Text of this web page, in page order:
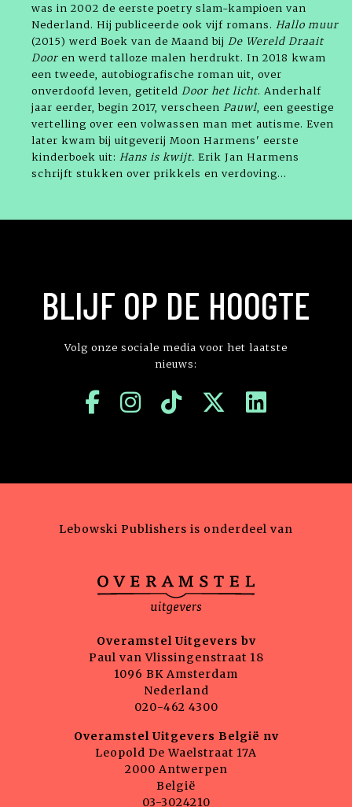
was in 2002 de eerste poetry slam-kampioen van
Nederland. Hij publiceerde ook vijf romans. Hallo muur
(2015) werd Boek van de Maand bij De Wereld Draait
Door en werd talloze malen herdrukt. In 2018 kwam
een tweede, autobiografische roman uit, over
onverdoofd leven, getiteld Door het licht. Anderhalf
jaar eerder, begin 2017, verscheen Pauwl , een geestige
vertelling over een volwassen man met autisme. Even
later kwam bij uitgeverij Moon Harmens' eerste
kinderboek uit: Hans is kwijt. Erik Jan Harmens
schrijft stukken over prikkels en verdoving...
BLIJF OP DE HOOGTE
Volg onze sociale media voor het laatste
nieuws:
Lebowski Publishers is onderdeel van
Overamstel Uitgevers bv
Paul van Vlissingenstraat 18
1096 BK Amsterdam
Nederland
020-462 4300
Overamstel Uitgevers België nv
Leopold De Waelstraat 17A
2000 Antwerpen
België
03-3024210